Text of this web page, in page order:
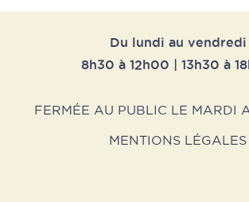
Du lundi au vendredi
8h30 à 12h00 | 13h30 à
FERMÉE AU PUBLIC LE MARDI
MENTIONS LÉGALES